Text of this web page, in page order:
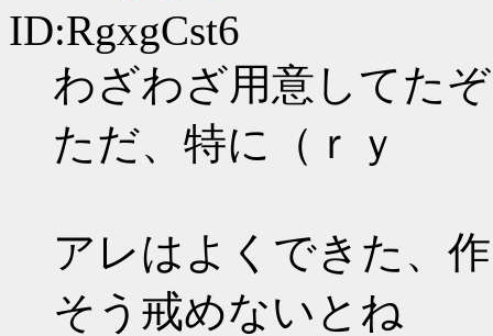
ID:RgxgCst6
わざわざ用意してた
ただ、特に（ｒｙ
アレはよくできた、
そう戒めないとね